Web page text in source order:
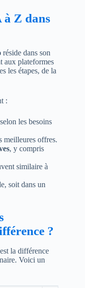
à Z dans
réside dans son
aux plateformes
les étapes, de la
:
selon les besoins
meilleures offres.
, y compris
similaire à
soit dans un
?
la différence
Voici un